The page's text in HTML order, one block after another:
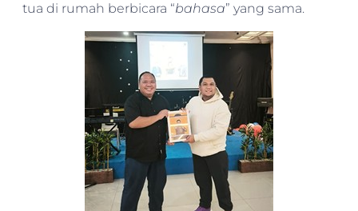
tua di rumah berbicara “bahasa” yang sama.